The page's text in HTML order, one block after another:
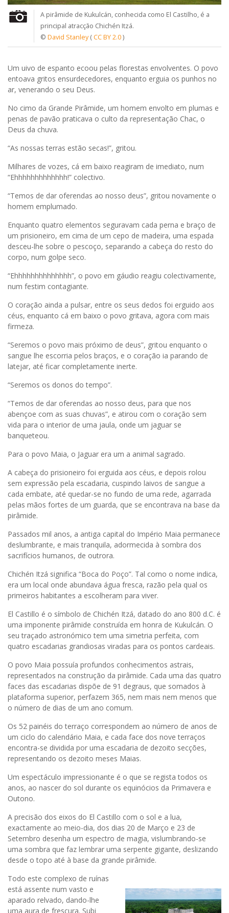
A pirâmide de Kukulcán, conhecida como El Castilho, é a
principal atracção Chichén Itzá.
© David Stanley(CC BY 2.0)
Um uivo de espanto ecoou pelas florestas envolventes. O povo
entoava gritos ensurdecedores, enquanto erguia os punhos no
ar, venerando o seu Deus.
No cimo da Grande Pirâmide, um homem envolto em plumas e
penas de pavão praticava o culto da representação Chac, o
Deus da chuva.
“As nossas terras estão secas!”, gritou.
Milhares de vozes, cá em baixo reagiram de imediato, num
“Ehhhhhhhhhhhhh!” colectivo.
“Temos de dar oferendas ao nosso deus”, gritou novamente o
homem emplumado.
Enquanto quatro elementos seguravam cada perna e braço de
um prisioneiro, em cima de um cepo de madeira, uma espada
desceu-lhe sobre o pescoço, separando a cabeça do resto do
corpo, num golpe seco.
“Ehhhhhhhhhhhhhh”, o povo em gáudio reagiu colectivamente,
num festim contagiante.
O coração ainda a pulsar, entre os seus dedos foi erguido aos
céus, enquanto cá em baixo o povo gritava, agora com mais
firmeza.
“Seremos o povo mais próximo de deus”, gritou enquanto o
sangue lhe escorria pelos braços, e o coração ia parando de
latejar, até ficar completamente inerte.
“Seremos os donos do tempo”.
“Temos de dar oferendas ao nosso deus, para que nos
abençoe com as suas chuvas”, e atirou com o coração sem
vida para o interior de uma jaula, onde um jaguar se
banqueteou.
Para o povo Maia, o Jaguar era um a animal sagrado.
A cabeça do prisioneiro foi erguida aos céus, e depois rolou
sem expressão pela escadaria, cuspindo laivos de sangue a
cada embate, até quedar-se no fundo de uma rede, agarrada
pelas mãos fortes de um guarda, que se encontrava na base da
pirâmide.
Passados mil anos, a antiga capital do Império Maia permanece
deslumbrante, e mais tranquila, adormecida à sombra dos
sacrifícios humanos, de outrora.
Chichén Itzá significa “Boca do Poço”. Tal como o nome indica,
era um local onde abundava água fresca, razão pela qual os
primeiros habitantes a escolheram para viver.
El Castillo é o símbolo de Chichén Itzá, datado do ano 800 d.C. é
uma imponente pirâmide construída em honra de Kukulcán. O
seu traçado astronómico tem uma simetria perfeita, com
quatro escadarias grandiosas viradas para os pontos cardeais.
O povo Maia possuía profundos conhecimentos astrais,
representados na construção da pirâmide. Cada uma das quatro
faces das escadarias dispõe de 91 degraus, que somados à
plataforma superior, perfazem 365, nem mais nem menos que
o número de dias de um ano comum.
Os 52 painéis do terraço correspondem ao número de anos de
um ciclo do calendário Maia, e cada face dos nove terraços
encontra-se dividida por uma escadaria de dezoito secções,
representando os dezoito meses Maias.
Um espectáculo impressionante é o que se regista todos os
anos, ao nascer do sol durante os equinócios da Primavera e
Outono.
A precisão dos eixos do El Castillo com o sol e a lua,
exactamente ao meio-dia, dos dias 20 de Março e 23 de
Setembro desenha um espectro de magia, vislumbrando-se
uma sombra que faz lembrar uma serpente gigante, deslizando
desde o topo até à base da grande pirâmide.
Todo este complexo de ruínas
está assente num vasto e
aparado relvado, dando-lhe
uma aura de frescura. Subi